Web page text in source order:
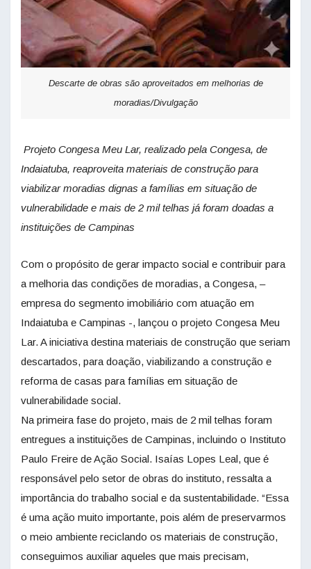
Descarte de obras são aproveitados em melhorias de
moradias/Divulgação
Projeto Congesa Meu Lar, realizado pela Congesa, de
Indaiatuba, reaproveita materiais de construção para
viabilizar moradias dignas a famílias em situação de
vulnerabilidade e mais de 2 mil telhas já foram doadas a
instituições de Campinas
Com o propósito de gerar impacto social e contribuir para
a melhoria das condições de moradias, a Congesa, –
empresa do segmento imobiliário com atuação em
Indaiatuba e Campinas -, lançou o projeto Congesa Meu
Lar. A iniciativa destina materiais de construção que seriam
descartados, para doação, viabilizando a construção e
reforma de casas para famílias em situação de
vulnerabilidade social.
Na primeira fase do projeto, mais de 2 mil telhas foram
entregues a instituições de Campinas, incluindo o Instituto
Paulo Freire de Ação Social. Isaías Lopes Leal, que é
responsável pelo setor de obras do instituto, ressalta a
importância do trabalho social e da sustentabilidade. “Essa
é uma ação muito importante, pois além de preservarmos
o meio ambiente reciclando os materiais de construção,
conseguimos auxiliar aqueles que mais precisam,